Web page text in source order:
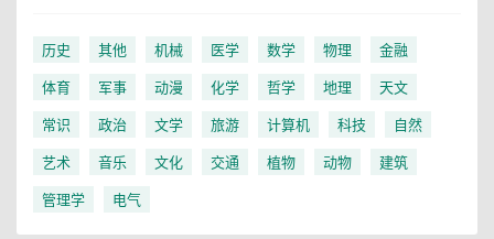
历史 其他 机械 医学 数学 物理
金融
体育
军事 动漫 化学 哲学 地理
天文
常识
政治 文学 旅游 计算机 科技
自然
艺术
音乐 文化 交通 植物 动物
建筑
管理学
电气